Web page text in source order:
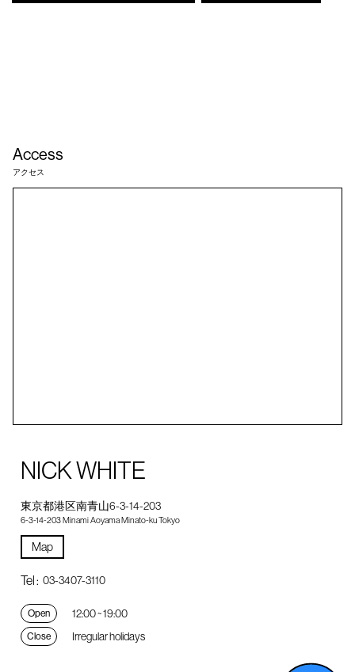
Access
アクセス
NICK WHITE
東京都港区南青山6-3-14-203
6-3-14-203 Minami Aoyama Minato-ku Tokyo
Map
Tel : 03-3407-3110
Open 12:00 ~ 19:00
Close Irregular holidays